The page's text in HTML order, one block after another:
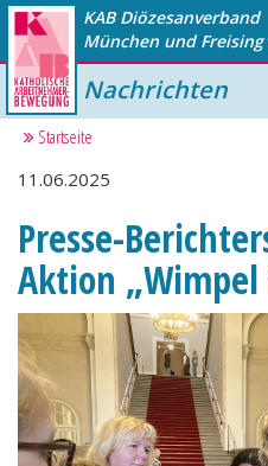
KAB Diözesanverband
München und Freising
Nachrichten
Startseite
11.06.2025
Presse-
Aktion